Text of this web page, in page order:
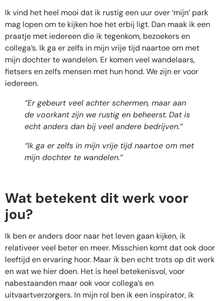
Ik vind het heel mooi dat ik rustig een uur over ‘mijn’ park
mag lopen om te kijken hoe het erbij ligt. Dan maak ik een
praatje met iedereen die ik tegenkom, bezoekers en
collega’s. Ik ga er zelfs in mijn vrije tijd naartoe om met
mijn dochter te wandelen. Er komen veel wandelaars,
fietsers en zelfs mensen met hun hond. We zijn er voor
iedereen.
“Er gebeurt veel achter schermen, maar aan
de voorkant zijn we rustig en beheerst. Dat is
echt anders dan bij veel andere bedrijven.”
“Ik ga er zelfs in mijn vrije tijd naartoe om met
mijn dochter te wandelen.”
Wat betekent dit werk voor
jou?
Ik ben er anders door naar het leven gaan kijken, ik
relativeer veel beter en meer. Misschien komt dat ook door
leeftijd en ervaring hoor. Maar ik ben echt trots op dit werk
en wat we hier doen. Het is heel betekenisvol, voor
nabestaanden maar ook voor collega’s en
uitvaartverzorgers. In mijn rol ben ik een inspirator, ik